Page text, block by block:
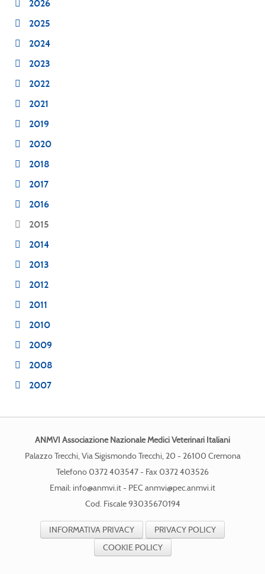
2026
2025
2024
2023
2022
2021
2019
2020
2018
2017
2016
2015
2014
2013
2012
2011
2010
2009
2008
2007
ANMVI Associazione Nazionale Medici Veterinari Italiani
Palazzo Trecchi, Via Sigismondo Trecchi, 20 - 26100 Cremona
Telefono 0372 403547 - Fax 0372 403526
Email: info@anmvi.it- PEC anmvi@pec.anmvi.it
Cod. Fiscale 93035670194
INFORMATIVA PRIVACY
PRIVACY POLICY
COOKIE POLICY